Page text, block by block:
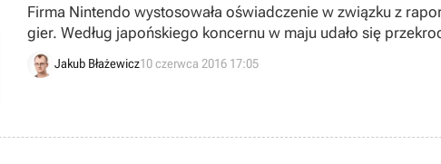
Firma Nintendo wystosowała oświadczenie w związku z
gier. Według japońskiego koncernu w maju udało się
na całym świecie.
Jakub Błażewicz10 czerwca 2016 17:05